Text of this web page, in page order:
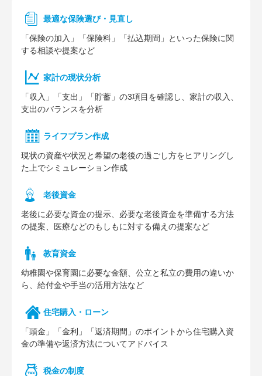
最適な保険選び・見直し
「保険の加入」「保険料」「払込期間」といった保険に関
する相談や提案など
家計の現状分析
「収入」「支出」「貯蓄」の3項目を確認し、家計の収入、
支出のバランスを分析
ライフプラン作成
現状の資産や状況と希望の老後の過ごし方をヒアリングし
た上でシミュレーション作成
⽼後資⾦
老後に必要な資金の提示、必要な老後資金を準備する方法
の提案、医療などのもしもに対する備えの提案など
教育資金
幼稚園や保育園に必要な⾦額、公⽴と私⽴の費⽤の違いか
ら、給付⾦や⼿当の活⽤⽅法など
住宅購⼊・ローン
「頭⾦」「⾦利」「返済期間」のポイントから住宅購⼊資
⾦の準備や返済⽅法についてアドバイス
税⾦の制度